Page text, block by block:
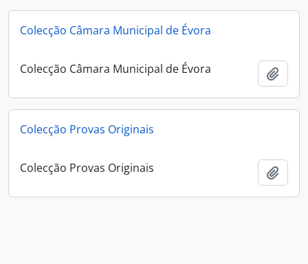
Colecção Câmara Municipal de Évora
Colecção Câmara Municipal de Évora
Colecção Provas Originais
Colecção Provas Originais